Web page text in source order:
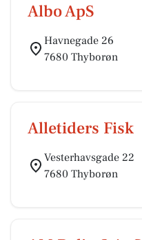
Albo ApS
Havnegade 26
7680 Thyborøn
Alletiders Fisk
Vesterhavsgade 22
7680 Thyborøn